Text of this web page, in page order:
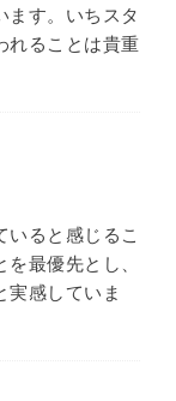
ます。いちスタ
れることは貴重
ると感じるこ
最優先とし、
実感していま